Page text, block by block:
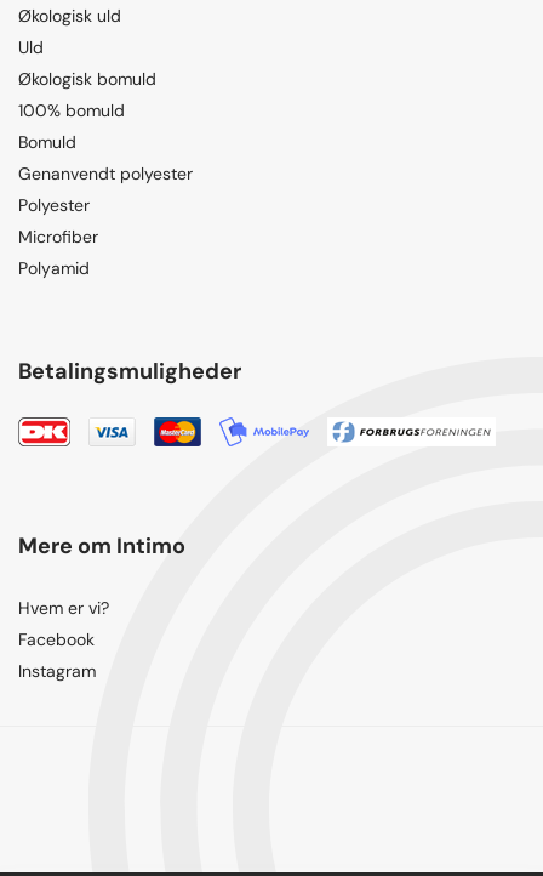
Økologisk uld
Uld
Økologisk bomuld
100% bomuld
Bomuld
Genanvendt polyester
Polyester
Microfiber
Polyamid
Betalingsmuligheder
Mere om Intimo
Hvem er vi?
Facebook
Instagram